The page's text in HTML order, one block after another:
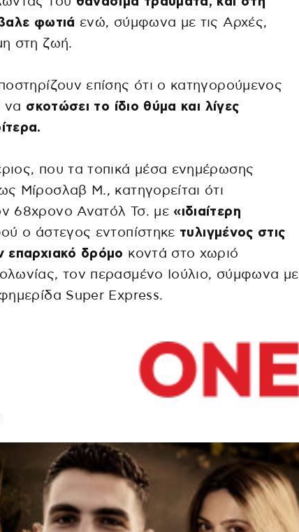
φωτιά ενώ, σύμφωνα με τις Αρχές,
στη ζωή.
επίσης ότι ο κατηγορούμενος
να σκοτώσει το ίδιο θύμα και λίγες
που τα τοπικά μέσα ενημέρωσης
Μίροσλαβ Μ., κατηγορείται ότι
68χρονο Ανατόλ Τσ. με «ιδιαίτερη
ο άστεγος εντοπίστηκε τυλιγμένος στις
επαρχιακό δρόμο κοντά στο χωριό
τον περασμένο Ιούλιο, σύμφωνα με
Super Express.